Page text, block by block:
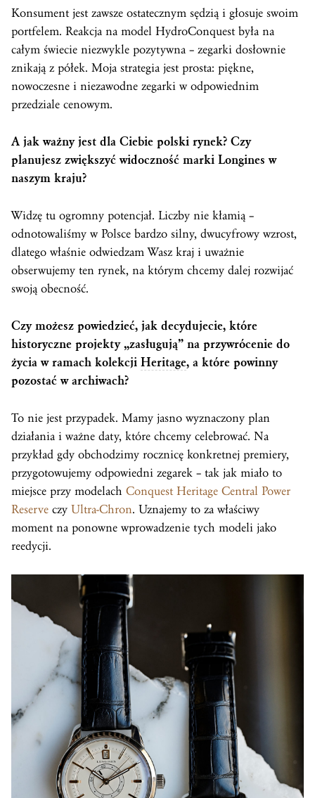
Konsument jest zawsze ostatecznym sędzią i głosuje swoim
portfelem. Reakcja na model HydroConquest była na
całym świecie niezwykle pozytywna – zegarki dosłownie
znikają z półek. Moja strategia jest prosta: piękne,
nowoczesne i niezawodne zegarki w odpowiednim
przedziale cenowym.
A jak ważny jest dla Ciebie polski rynek? Czy
planujesz zwiększyć widoczność marki Longines w
naszym kraju?
Widzę tu ogromny potencjał. Liczby nie kłamią –
odnotowaliśmy w Polsce bardzo silny, dwucyfrowy wzrost,
dlatego właśnie odwiedzam Wasz kraj i uważnie
obserwujemy ten rynek, na którym chcemy dalej rozwijać
swoją obecność.
Czy możesz powiedzieć, jak decydujecie, które
historyczne projekty „zasługują” na przywrócenie do
życia w ramach kolekcji Heritage, a które powinny
pozostać w archiwach?
To nie jest przypadek. Mamy jasno wyznaczony plan
działania i ważne daty, które chcemy celebrować. Na
przykład gdy obchodzimy rocznicę konkretnej premiery,
przygotowujemy odpowiedni zegarek – tak jak miało to
miejsce przy modelach Conquest Heritage Central Power
Reserve czy Ultra-Chron. Uznajemy to za właściwy
moment na ponowne wprowadzenie tych modeli jako
reedycji.